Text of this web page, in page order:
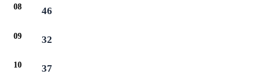
08 46
09 32
10 37